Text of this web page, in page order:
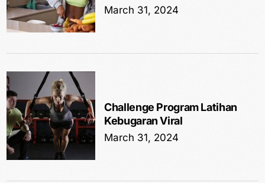
March 31, 2024
Challenge Program Latihan
Kebugaran Viral
March 31, 2024